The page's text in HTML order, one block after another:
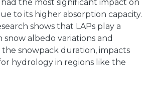
had the most significant impact on
to its higher absorption capacity.
shows that LAPs play a
snow albedo variations and
snowpack duration, impacts
hydrology in regions like the